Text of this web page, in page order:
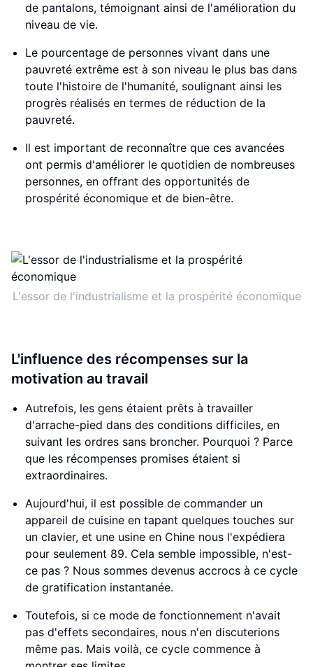
de pantalons, témoignant ainsi de l'amélioration du
niveau de vie.
Le pourcentage de personnes vivant dans une
pauvreté extrême est à son niveau le plus bas dans
toute l'histoire de l'humanité, soulignant ainsi les
progrès réalisés en termes de réduction de la
pauvreté.
Il est important de reconnaître que ces avancées
ont permis d'améliorer le quotidien de nombreuses
personnes, en offrant des opportunités de
prospérité économique et de bien-être.
L'essor de l'industrialisme et la prospérité économique
L'influence des récompenses sur la
motivation au travail
Autrefois, les gens étaient prêts à travailler
d'arrache-pied dans des conditions difficiles, en
suivant les ordres sans broncher. Pourquoi ? Parce
que les récompenses promises étaient si
extraordinaires.
Aujourd'hui, il est possible de commander un
appareil de cuisine en tapant quelques touches sur
un clavier, et une usine en Chine nous l'expédiera
pour seulement 89. Cela semble impossible, n'est-
ce pas ? Nous sommes devenus accrocs à ce cycle
de gratification instantanée.
Toutefois, si ce mode de fonctionnement n'avait
pas d'effets secondaires, nous n'en discuterions
même pas. Mais voilà, ce cycle commence à